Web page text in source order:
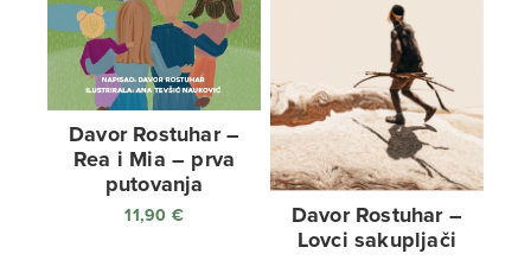
Davor Rostuhar –
Rea i Mia – prva
putovanja
11,90 €
Davor Rostuhar –
Lovci sakupljači